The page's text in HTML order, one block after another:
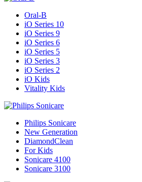
Oral-B
iO Series 10
iO Series 9
iO Series 6
iO Series 5
iO Series 3
iO Series 2
iO Kids
Vitality Kids
Philips Sonicare
New Generation
DiamondClean
For Kids
Sonicare 4100
Sonicare 3100